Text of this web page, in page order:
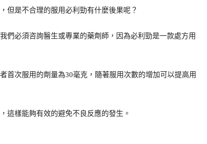
但是不合理的服用必利勁有什麼後果呢？
們必須咨詢醫生或專業的藥劑師，因為必利勁是一款處方用
首次服用的劑量為30毫克，隨著服用次數的增加可以提高用
這樣能夠有效的避免不良反應的發生。